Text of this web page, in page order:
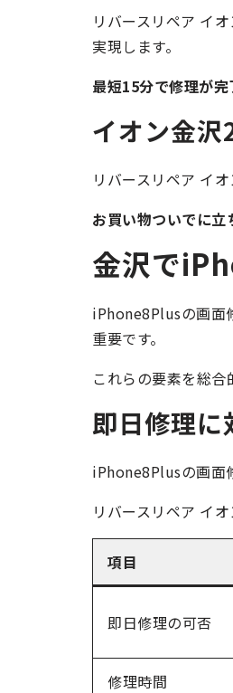
リバースリペア イ
実現します。
最短15分で修理が
イオン金沢
リバースリペア イ
お買い物ついでに立
金沢で
iPhone8Plusの画面
重要です。
これらの要素を総合
即日修理に
iPhone8Plusの画面
リバースリペア イ
項目
即日修理の可否
修理時間